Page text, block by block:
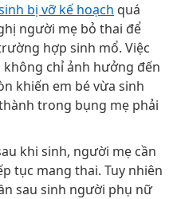
bị vỡ kế hoạch quá
người mẹ bỏ thai để
hợp sinh mổ. Việc
chỉ ảnh hưởng đến
khiến em bé vừa sinh
trong bụng mẹ phải
khi sinh, người mẹ cần
tục mang thai. Tuy nhiên
sau sinh người phụ nữ